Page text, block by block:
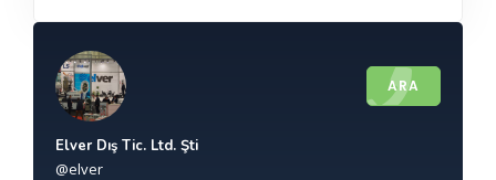
ARA
Elver Dış Tic. Ltd. Şti
@elver